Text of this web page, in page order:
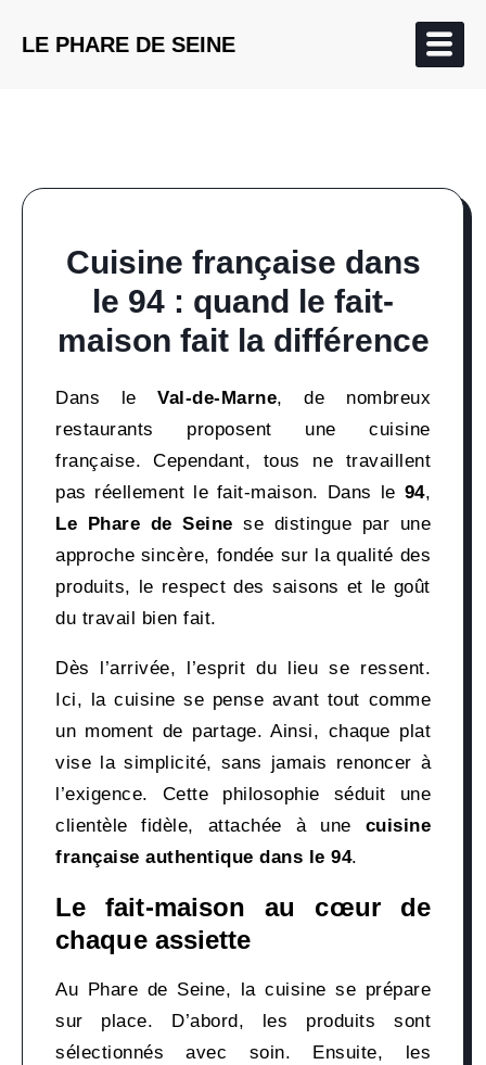
LE PHARE DE SEINE
Cuisine française dans
le 94 : quand le fait-
maison fait la différence
Dans leVal-de-Marne, de nombreux
restaurants proposent une cuisine
française. Cependant, tous ne travaillent
pas réellement le fait-maison. Dans le 94,
Le Phare de Seine se distingue par une
approche sincère, fondée sur la qualité des
produits, le respect des saisons et le goût
du travail bien fait.
Dès l’arrivée, l’esprit du lieu se ressent.
Ici, la cuisine se pense avant tout comme
un moment de partage. Ainsi, chaque plat
vise la simplicité, sans jamais renoncer à
l’exigence. Cette philosophie séduit une
clientèle fidèle, attachée à une cuisine
française authentique dans le 94.
Le fait-maison au cœur de
chaque assiette
Au Phare de Seine, la cuisine se prépare
sur place. D’abord, les produits sont
sélectionnés avec soin. Ensuite, les